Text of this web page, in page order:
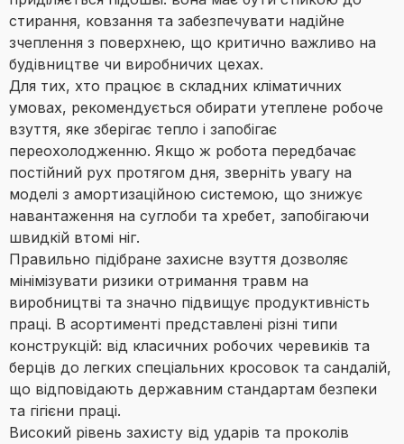
стирання, ковзання та забезпечувати надійне
зчеплення з поверхнею, що критично важливо на
будівництве чи виробничих цехах.
Для тих, хто працює в складних кліматичних
умовах, рекомендується обирати утеплене робоче
взуття, яке зберігає тепло і запобігає
переохолодженню. Якщо ж робота передбачає
постійний рух протягом дня, зверніть увагу на
моделі з амортизаційною системою, що знижує
навантаження на суглоби та хребет, запобігаючи
швидкій втомі ніг.
Правильно підібране захисне взуття дозволяє
мінімізувати ризики отримання травм на
виробництві та значно підвищує продуктивність
праці. В асортименті представлені різні типи
конструкцій: від класичних робочих черевиків та
берців до легких спеціальних кросовок та сандалій,
що відповідають державним стандартам безпеки
та гігієни праці.
Високий рівень захисту від ударів та проколів